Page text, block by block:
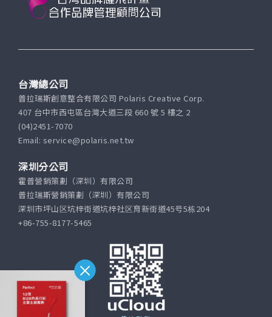
台灣總公司
普拉瑞斯創意整合有限公司 Polaris Creative Corp.
407 台中市西屯區台灣大道三段 660 號 5 樓之 2
(04)2451-7070
Email: service@polaris.net.tw
深圳分公司
霍普營銷策劃（深圳）有限公司
普拉瑞斯營銷策劃（深圳）有限公司
深圳市坪山区坑梓街道坑梓社区育新街道45号5栋204
+86-755-8177-5465